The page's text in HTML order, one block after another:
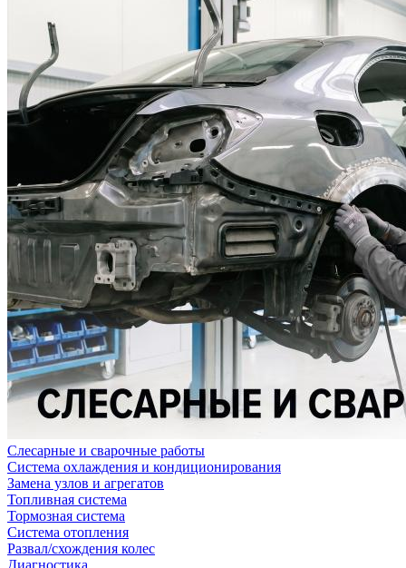
Слесарные и сварочные работы
Система охлаждения и кондиционирования
Замена узлов и агрегатов
Топливная система
Тормозная система
Система отопления
Развал/схождения колес